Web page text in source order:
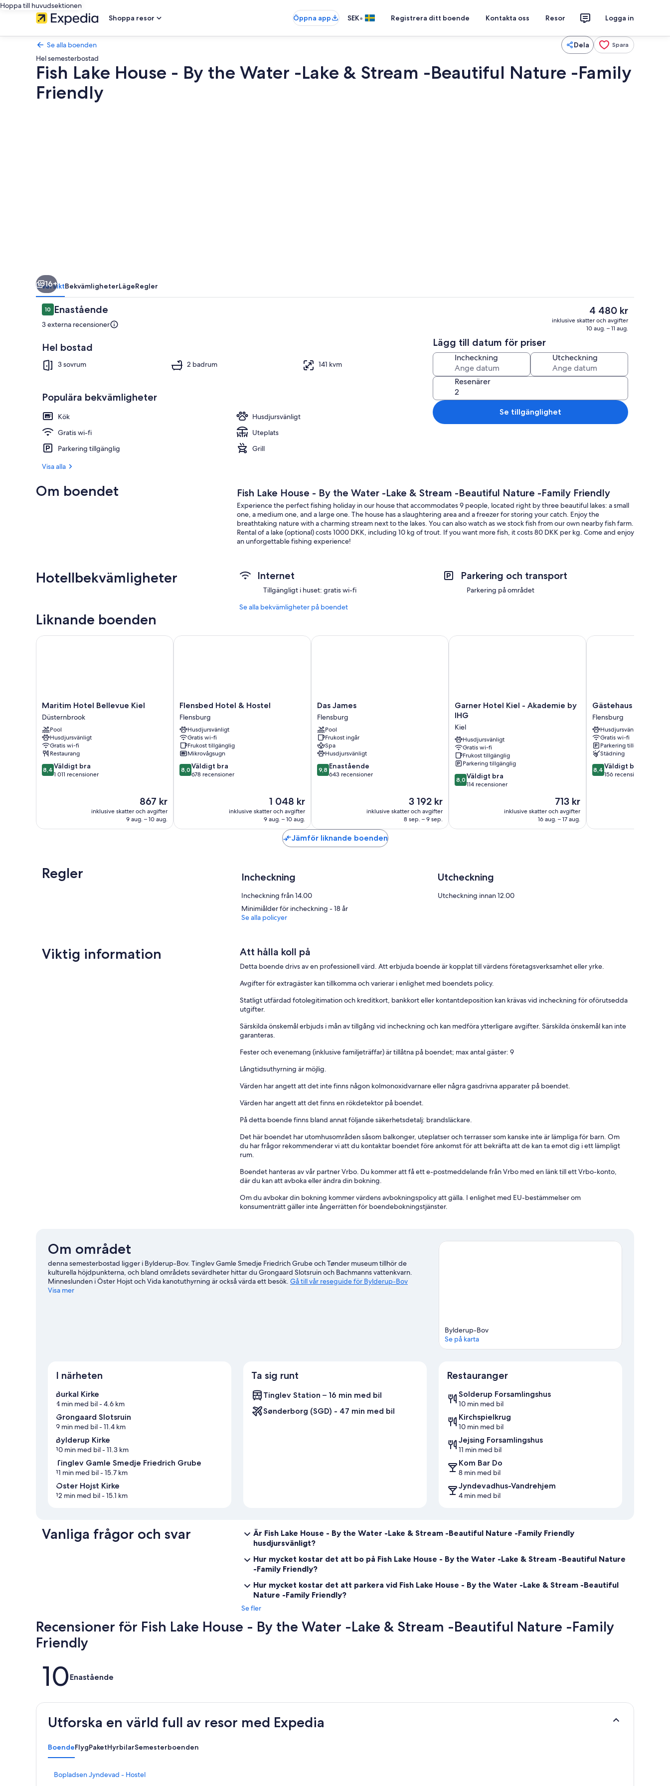
Hoppa till huvudsektionen
Shoppa resor
Öppna app SEK• Registrera ditt boende Kontakta oss Resor Logga in
Se alla boenden Dela Spara
Hel semesterbostad
Fish Lake House - By the Water -Lake & Stream -Beautiful Nature -Family
Friendly
&
Stream
-
Beautiful
Nature
Family
Friendly
Interiör
Exteriör
16+
ÖversiktBekvämligheterLägeRegler
Recensioner
1010 av 10,
Enastående
3 externa recensioner
Hel bostad
3 sovrum 2 badrum 141 kvm
Populära bekvämligheter
Kök
Husdjursvänligt
Gratis wi-fi
Uteplats
Parkering tillgänglig
Grill
Visa alla
Det
nuvarande
priset
4 480 kr
inklusive skatter och avgifter
10 aug. – 11 aug.
Lägg till datum för priser
Incheckning Utcheckning
Resenärer
Se tillgänglighet
Om boendet Fish Lake House - By the Water -Lake & Stream -Beautiful Nature -Family Friendly
Experience the perfect fishing holiday in our house that accommodates 9 people, located right by three beautiful lakes: a small
one, a medium one, and a large one. The house has a slaughtering area and a freezer for storing your catch. Enjoy the
breathtaking nature with a charming stream next to the lakes. You can also watch as we stock fish from our own nearby fish farm.
Rental of a lake (optional) costs 1000 DKK, including 10 kg of trout. If you want more fish, it costs 80 DKK per kg. Come and enjoy
an unforgettable fishing experience!
Hotellbekvämligheter Internet
Tillgängligt i huset: gratis wi-fi
Parkering och transport
Parkering på området
Se alla bekvämligheter på boendet
Liknande boenden
Maritim
Hotel
Bellevue
Kiel
Düsternbrook
Maritim Hotel Bellevue Kiel
Düsternbrook
Pool
Husdjursvänligt
Gratis wi-fi
Restaurang
8.4
av
1 011 recensioner
8,4 Väldigt bra
1 011 recensioner
Priset
är
867 kr
867 kr
inklusive skatter och avgifter
9 aug. – 10 aug.
Maritim Hotel Bellevue Kiel
Flensbed
Hotel
&
Hostel
Flensburg
Flensbed Hotel & Hostel
Flensburg
Husdjursvänligt
Gratis wi-fi
Frukost tillgänglig
Mikrovågsugn
8.0
av
8,0 Väldigt bra
678 recensioner
Priset
är
1 048 kr
1 048 kr
inklusive skatter och avgifter
9 aug. – 10 aug.
Flensbed Hotel & Hostel
Das
James
Flensburg
Das James
Flensburg
Pool
Frukost ingår
Spa
Husdjursvänligt
9.8
av
9,8 Enastående
643 recensioner
Priset
är
3 192 kr
3 192 kr
inklusive skatter och avgifter
8 sep. – 9 sep.
Das James
Garner
Hotel
-
Akademie
by
IHG
Kiel
Garner Hotel Kiel - Akademie by
IHG
Kiel
Husdjursvänligt
Gratis wi-fi
Frukost tillgänglig
Parkering tillgänglig
8.0
av
8,0 Väldigt bra
114 recensioner
Priset
är
713 kr
713 kr
inklusive skatter och avgifter
16 aug. – 17 aug.
Garner Hotel Kiel - Akademie by IHG
Gästehaus
Lavendel
Flensburg
Gästehaus Lavendel
Flensburg
Husdjursvänligt
Gratis wi-fi
Parkering tillgänglig
Städning
8.4
av
8,4 Väldigt bra
156 recensioner
Gästehaus Lavendel
Jämför liknande boenden
Regler Incheckning
Incheckning från 14.00
Minimiålder för incheckning - 18 år
Utcheckning
Utcheckning innan 12.00
Se alla policyer
Viktig information Att hålla koll på
Detta boende drivs av en professionell värd. Att erbjuda boende är kopplat till värdens företagsverksamhet eller yrke.
Avgifter för extragäster kan tillkomma och varierar i enlighet med boendets policy.
Statligt utfärdad fotolegitimation och kreditkort, bankkort eller kontantdeposition kan krävas vid incheckning för oförutsedda
utgifter.
Särskilda önskemål erbjuds i mån av tillgång vid incheckning och kan medföra ytterligare avgifter. Särskilda önskemål kan inte
garanteras.
Fester och evenemang (inklusive familjeträffar) är tillåtna på boendet; max antal gäster: 9
Långtidsuthyrning är möjlig.
Värden har angett att det inte finns någon kolmonoxidvarnare eller några gasdrivna apparater på boendet.
Värden har angett att det finns en rökdetektor på boendet.
På detta boende finns bland annat följande säkerhetsdetalj: brandsläckare.
Det här boendet har utomhusområden såsom balkonger, uteplatser och terrasser som kanske inte är lämpliga för barn. Om
du har frågor rekommenderar vi att du kontaktar boendet före ankomst för att bekräfta att de kan ta emot dig i ett lämpligt
rum.
Boendet hanteras av vår partner Vrbo. Du kommer att få ett e-postmeddelande från Vrbo med en länk till ett Vrbo-konto,
där du kan att avboka eller ändra din bokning.
Om du avbokar din bokning kommer värdens avbokningspolicy att gälla. I enlighet med EU-bestämmelser om
konsumenträtt gäller inte ångerrätten för boendebokningstjänster.
Om området
denna semesterbostad ligger i Bylderup-Bov. Tinglev Gamle Smedje Friedrich Grube och Tønder museum tillhör de
kulturella höjdpunkterna, och bland områdets sevärdheter hittar du Grongaard Slotsruin och Bachmanns vattenkvarn.
Minneslunden i Öster Hojst och Vida kanotuthyrning är också värda ett besök. Gå till vår reseguide för Bylderup-Bov
Visa mer
Bylderup-Bov
Se på karta
I närheten
Burkal Kirke
4 min med bil- 4.6 km
Grongaard Slotsruin
9 min med bil- 11.4 km
Bylderup Kirke
10 min med bil- 11.3 km
Tinglev Gamle Smedje Friedrich Grube
11 min med bil- 15.7 km
Oster Hojst Kirke
12 min med bil- 15.1 km
Ta sig runt
Tinglev Station – 16 min med bil
Sønderborg (SGD) - 47 min med bil
Restauranger
Solderup Forsamlingshus
10 min med bil
Kirchspielkrug
10 min med bil
Jejsing Forsamlingshus
11 min med bil
Kom Bar Do
8 min med bil
Jyndevadhus-Vandrehjem
4 min med bil
Vanliga frågor och svar
Är Fish Lake House - By the Water -Lake & Stream -Beautiful Nature -Family Friendly
husdjursvänligt?
Hur mycket kostar det att bo på Fish Lake House - By the Water -Lake & Stream -Beautiful Nature
-Family Friendly?
Hur mycket kostar det att parkera vid Fish Lake House - By the Water -Lake & Stream -Beautiful
Nature -Family Friendly?
Se fler
Recensioner för Fish Lake House - By the Water -Lake & Stream -Beautiful Nature -Family
Friendly
Recensioner
10Enastående
Utforska en värld full av resor med Expedia
BoendeFlygPaketHyrbilarSemesterboenden
Bopladsen Jyndevad - Hostel
L